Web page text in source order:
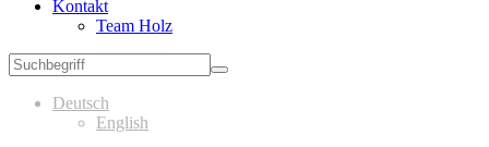
Kontakt
Team Holz
Deutsch
English